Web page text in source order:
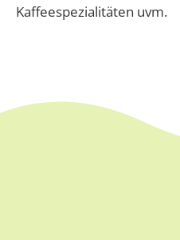
Kaffeespezialitäten uvm.